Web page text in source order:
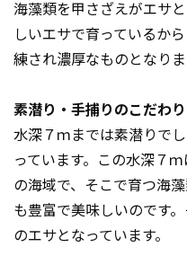
海藻類を甲さざえがエサ
しいエサで育っているか
練され濃厚なものとなりま
素潜り・手捕りのこだわり
水深７ｍまでは素潜りで
っています。この水深７
の海域で、そこで育つ海
も豊富で美味しいのです
のエサとなっています。